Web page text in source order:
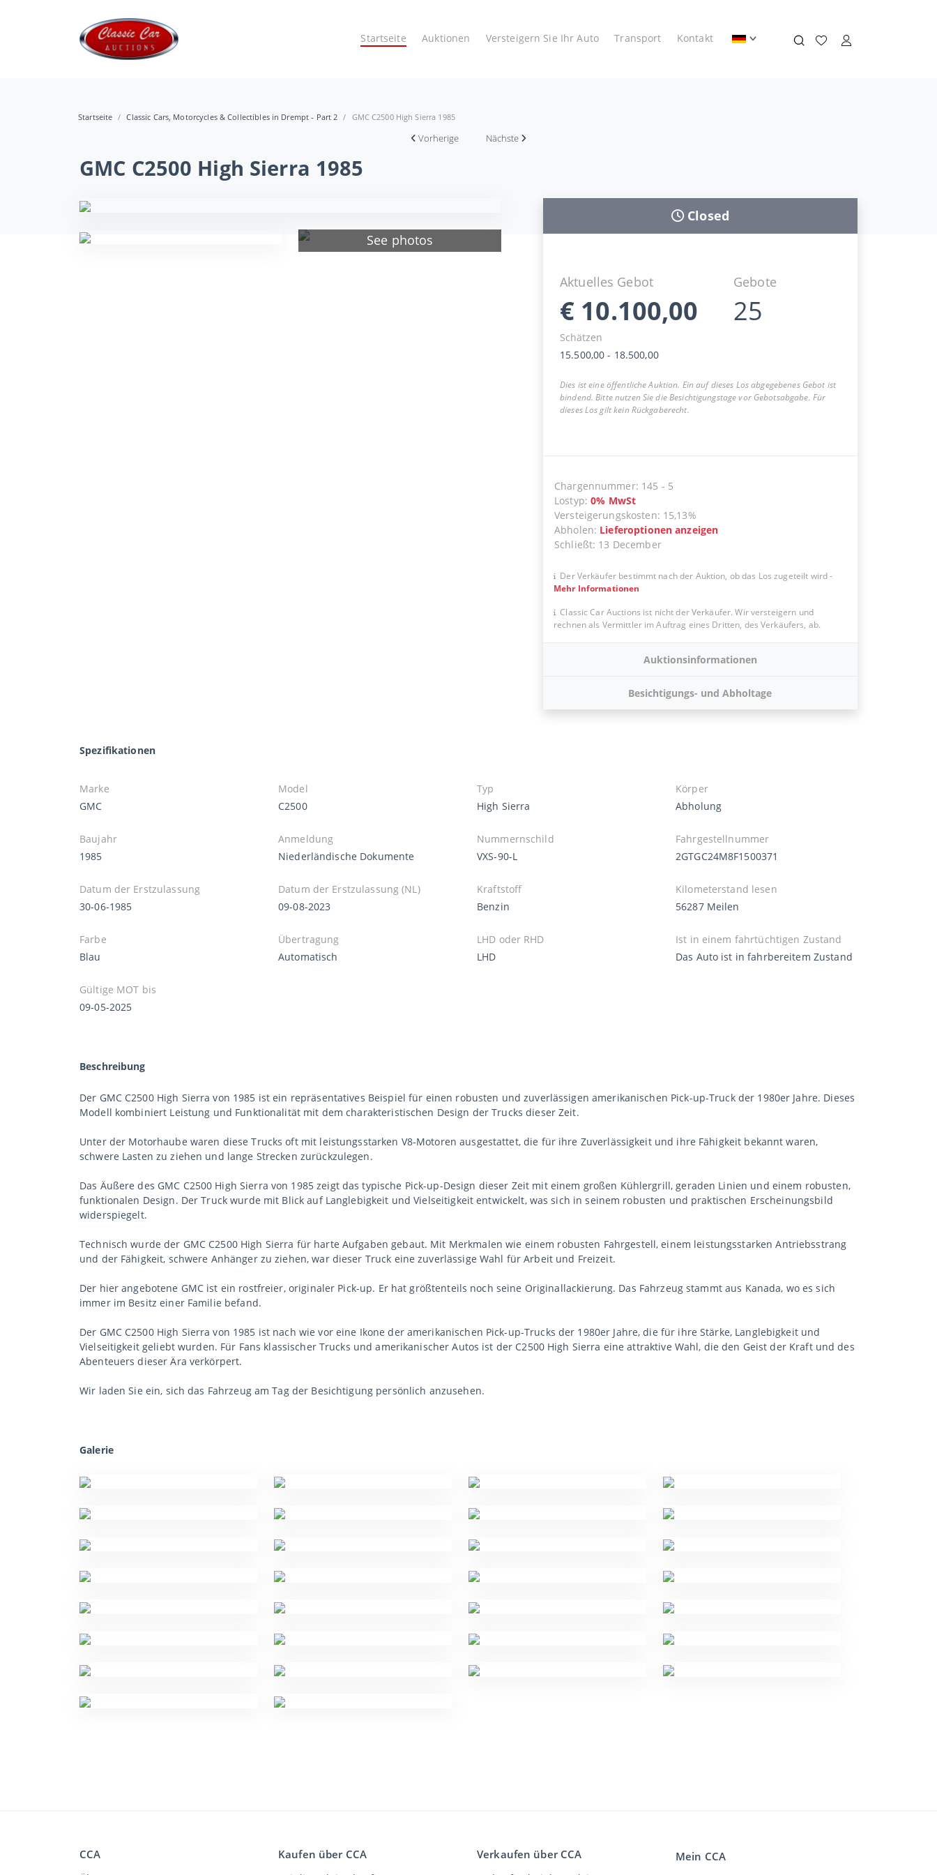
Startseite Auktionen Versteigern Sie Ihr Auto Transport Kontakt
Startseite Classic Cars, Motorcycles & Collectibles in Drempt - Part 2 GMC C2500 High Sierra 1985
Vorherige Nächste
GMC C2500 High Sierra 1985
See photos
Closed
Aktuelles Gebot
€ 10.100,00
Gebote
25
Schätzen
15.500,00 - 18.500,00
Dies ist eine öffentliche Auktion. Ein auf dieses Los abgegebenes Gebot ist
bindend. Bitte nutzen Sie die Besichtigungstage vor Gebotsabgabe. Für
dieses Los gilt kein Rückgaberecht.
Chargennummer: 145 - 5
Lostyp:0% MwSt
Versteigerungskosten: 15,13%
Abholen: Lieferoptionen anzeigen
Schließt: 13 December
Der Verkäufer bestimmt nach der Auktion, ob das Los zugeteilt wird-
Mehr Informationen
Classic Car Auctions ist nicht der Verkäufer. Wir versteigern und
rechnen als Vermittler im Auftrag eines Dritten, des Verkäufers, ab.
Auktionsinformationen
Besichtigungs- und Abholtage
Spezifikationen
Marke
GMC
Model
C2500
Typ
High Sierra
Körper
Abholung
Baujahr
1985
Anmeldung
Niederländische Dokumente
Nummernschild
VXS-90-L
Fahrgestellnummer
2GTGC24M8F1500371
Datum der Erstzulassung
30-06-1985
Datum der Erstzulassung (NL)
09-08-2023
Kraftstoff
Benzin
Kilometerstand lesen
56287 Meilen
Farbe
Blau
Übertragung
Automatisch
LHD oder RHD
LHD
Ist in einem fahrtüchtigen Zustand
Das Auto ist in fahrbereitem Zustand
Gültige MOT bis
09-05-2025
Beschreibung
Der GMC C2500 High Sierra von 1985 ist ein repräsentatives Beispiel für einen robusten und zuverlässigen amerikanischen Pick-up-Truck der 1980er Jahre. Dieses
Modell kombiniert Leistung und Funktionalität mit dem charakteristischen Design der Trucks dieser Zeit.
Unter der Motorhaube waren diese Trucks oft mit leistungsstarken V8-Motoren ausgestattet, die für ihre Zuverlässigkeit und ihre Fähigkeit bekannt waren,
schwere Lasten zu ziehen und lange Strecken zurückzulegen.
Das Äußere des GMC C2500 High Sierra von 1985 zeigt das typische Pick-up-Design dieser Zeit mit einem großen Kühlergrill, geraden Linien und einem robusten,
funktionalen Design. Der Truck wurde mit Blick auf Langlebigkeit und Vielseitigkeit entwickelt, was sich in seinem robusten und praktischen Erscheinungsbild
widerspiegelt.
Technisch wurde der GMC C2500 High Sierra für harte Aufgaben gebaut. Mit Merkmalen wie einem robusten Fahrgestell, einem leistungsstarken Antriebsstrang
und der Fähigkeit, schwere Anhänger zu ziehen, war dieser Truck eine zuverlässige Wahl für Arbeit und Freizeit.
Der hier angebotene GMC ist ein rostfreier, originaler Pick-up. Er hat größtenteils noch seine Originallackierung. Das Fahrzeug stammt aus Kanada, wo es sich
immer im Besitz einer Familie befand.
Der GMC C2500 High Sierra von 1985 ist nach wie vor eine Ikone der amerikanischen Pick-up-Trucks der 1980er Jahre, die für ihre Stärke, Langlebigkeit und
Vielseitigkeit geliebt wurden. Für Fans klassischer Trucks und amerikanischer Autos ist der C2500 High Sierra eine attraktive Wahl, die den Geist der Kraft und des
Abenteuers dieser Ära verkörpert.
Wir laden Sie ein, sich das Fahrzeug am Tag der Besichtigung persönlich anzusehen.
Galerie
CCA Kaufen über CCA Verkaufen über CCA Mein CCA